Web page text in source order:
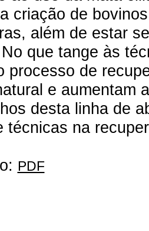
criação de
além de estar
que tange às
processo de
e aumentam
desta linha de
técnicas na
PDF